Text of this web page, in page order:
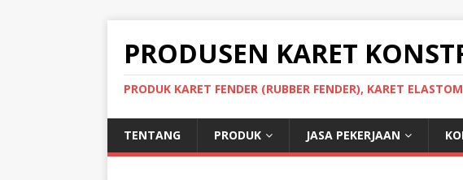
PRODUSEN KARET
PRODUK KARET FENDER (RUBBER FENDER), KARET
TENTANG PRODUK JASA PEKERJAAN